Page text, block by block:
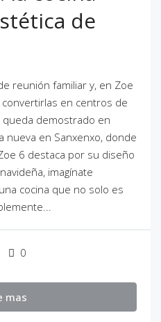
de
reunión familiar y, en Zoe
en centros de
queda demostrado en
nueva en Sanxenxo, donde
6 destaca por su diseño
imagínate
cocina que no solo es
0
mas